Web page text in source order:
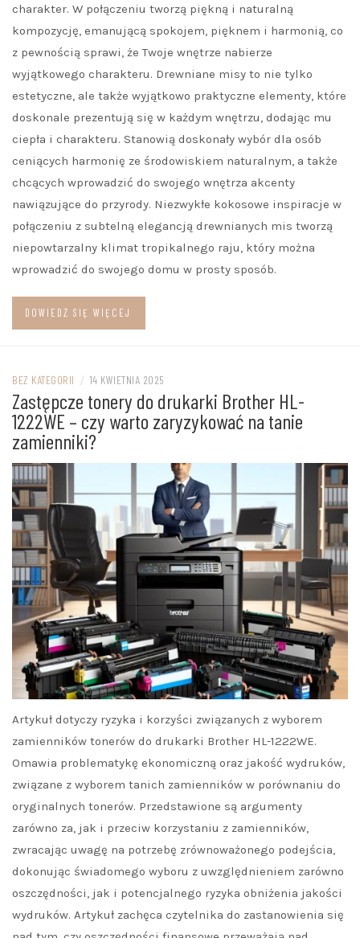
charakter. W połączeniu tworzą piękną i naturalną
kompozycję, emanującą spokojem, pięknem i harmonią, co
z pewnością sprawi, że Twoje wnętrze nabierze
wyjątkowego charakteru. Drewniane misy to nie tylko
estetyczne, ale także wyjątkowo praktyczne elementy, które
doskonale prezentują się w każdym wnętrzu, dodając mu
ciepła i charakteru. Stanowią doskonały wybór dla osób
ceniących harmonię ze środowiskiem naturalnym, a także
chcących wprowadzić do swojego wnętrza akcenty
nawiązujące do przyrody. Niezwykłe kokosowe inspiracje w
połączeniu z subtelną elegancją drewnianych mis tworzą
niepowtarzalny klimat tropikalnego raju, który można
wprowadzić do swojego domu w prosty sposób.
DOWIEDZ SIĘ WIĘCEJ
BEZ KATEGORII / 14 KWIETNIA 2025
Zastępcze tonery do drukarki Brother HL-
1222WE – czy warto zaryzykować na tanie
zamienniki?
Artykuł dotyczy ryzyka i korzyści związanych z wyborem
zamienników tonerów do drukarki Brother HL-1222WE.
Omawia problematykę ekonomiczną oraz jakość wydruków,
związane z wyborem tanich zamienników w porównaniu do
oryginalnych tonerów. Przedstawione są argumenty
zarówno za, jak i przeciw korzystaniu z zamienników,
zwracając uwagę na potrzebę zrównoważonego podejścia,
dokonując świadomego wyboru z uwzględnieniem zarówno
oszczędności, jak i potencjalnego ryzyka obniżenia jakości
wydruków. Artykuł zachęca czytelnika do zastanowienia się